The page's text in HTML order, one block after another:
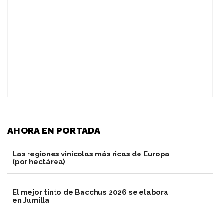
AHORA EN PORTADA
Las regiones vinícolas más ricas de Europa
(por hectárea)
El mejor tinto de Bacchus 2026 se elabora
en Jumilla